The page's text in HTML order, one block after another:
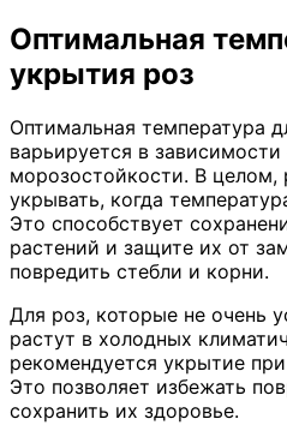
Оптимальная
укрытия роз
Оптимальная температура
варьируется в
морозостойкости. В целом,
укрывать, когда
Это способствует
растений и защите их от
повредить стебли и корни.
Для роз, которые не очень
растут в холодных
рекомендуется укрытие
Это позволяет избежать
сохранить их здоровье.